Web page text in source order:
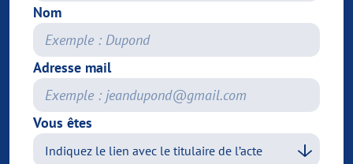
Nom
Adresse mail
Vous êtes